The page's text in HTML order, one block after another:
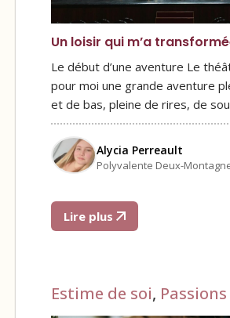
Un loisir qui m’a
Le début d’une aventure Le
pour moi une grande aventure
et de bas, pleine de rires, de
Alycia Perreault
Polyvalente Deux-
Lire plus
Estime de soi, Passions